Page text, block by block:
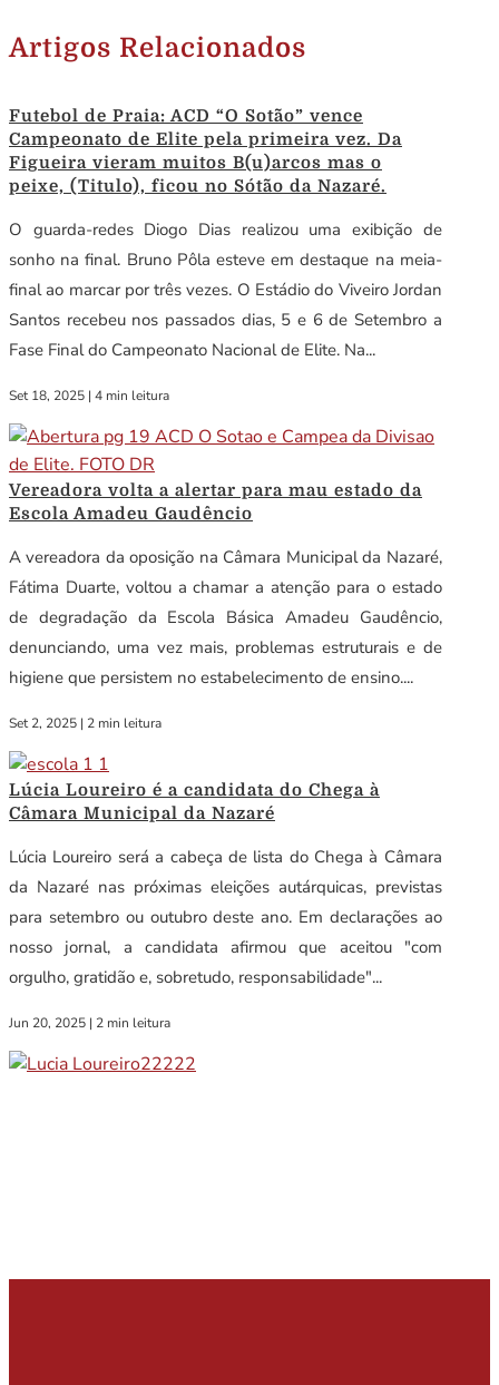
Artigos Relacionados
Futebol de Praia: ACD “O Sotão” vence
Campeonato de Elite pela primeira vez. Da
Figueira vieram muitos B(u)arcos mas o
peixe, (Titulo), ficou no Sótão da Nazaré.
O guarda-redes Diogo Dias realizou uma exibição de
sonho na final. Bruno Pôla esteve em destaque na meia-
final ao marcar por três vezes. O Estádio do Viveiro Jordan
Santos recebeu nos passados dias, 5 e 6 de Setembro a
Fase Final do Campeonato Nacional de Elite. Na...
Set 18, 2025 | 4 min leitura
Vereadora volta a alertar para mau estado da
Escola Amadeu Gaudêncio
A vereadora da oposição na Câmara Municipal da Nazaré,
Fátima Duarte, voltou a chamar a atenção para o estado
de degradação da Escola Básica Amadeu Gaudêncio,
denunciando, uma vez mais, problemas estruturais e de
higiene que persistem no estabelecimento de ensino....
Set 2, 2025 | 2 min leitura
Lúcia Loureiro é a candidata do Chega à
Câmara Municipal da Nazaré
Lúcia Loureiro será a cabeça de lista do Chega à Câmara
da Nazaré nas próximas eleições autárquicas, previstas
para setembro ou outubro deste ano. Em declarações ao
nosso jornal, a candidata afirmou que aceitou "com
orgulho, gratidão e, sobretudo, responsabilidade"...
Jun 20, 2025 | 2 min leitura